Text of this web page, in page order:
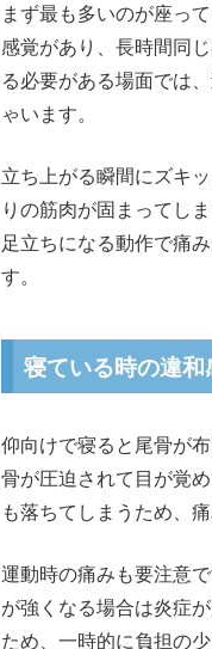
まず最も多いのが座っ
感覚があり、長時間同
る必要がある場面では
ゃいます。
立ち上がる瞬間にズキ
りの筋肉が固まってし
足立ちになる動作で痛
す。
寝ている時の違和
仰向けで寝ると尾骨が
骨が圧迫されて目が覚
も落ちてしまうため、
運動時の痛みも要注意
が強くなる場合は炎症
ため、一時的に負担の